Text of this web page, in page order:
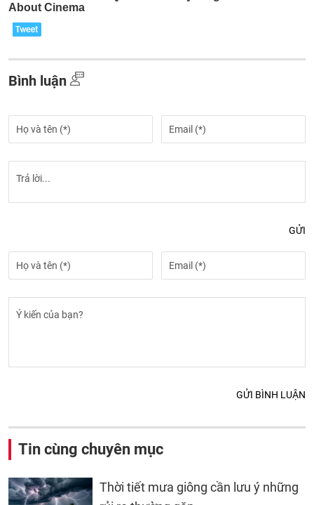
Bình luận
GỬI
GỬI BÌNH LUẬN
Tin cùng chuyên mục
Thời tiết mưa giông cần lưu ý những